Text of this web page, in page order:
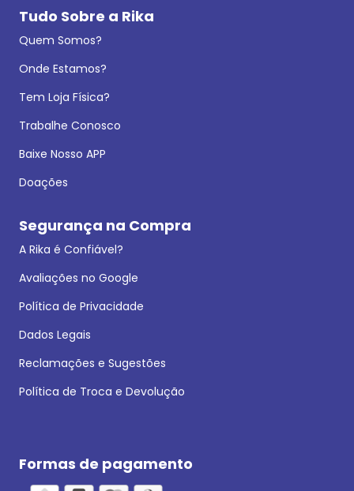
Tudo Sobre a Rika
Quem Somos?
Onde Estamos?
Tem Loja Física?
Trabalhe Conosco
Baixe Nosso APP
Doações
Segurança na Compra
A Rika é Confiável?
Avaliações no Google
Política de Privacidade
Dados Legais
Reclamações e Sugestões
Política de Troca e Devolução
Formas de pagamento